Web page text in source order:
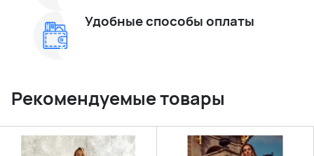
Удобные способы оплаты
Рекомендуемые товары